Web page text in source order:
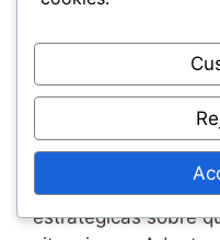
rendimiento previo
puede proporcionar
lanzamiento hacer.
Utilizar informes de
video puede
estratégicas sobre